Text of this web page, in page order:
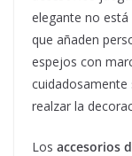
elegante no
que añaden
espejos con
cuidadosamente
realzar la
Los accesorios